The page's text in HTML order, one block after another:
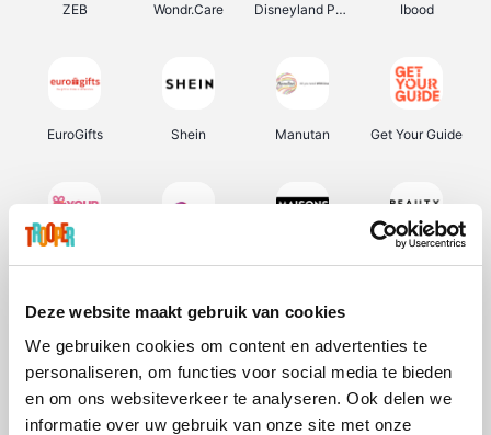
Deze website maakt gebruik van cookies
We gebruiken cookies om content en advertenties te
personaliseren, om functies voor social media te bieden
en om ons websiteverkeer te analyseren. Ook delen we
informatie over uw gebruik van onze site met onze
ZEB Wondr.Care Disneyland Paris Ibood
EuroGifts Shein Manutan Get Your Guide